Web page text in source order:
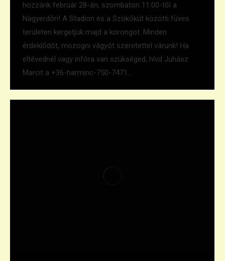
hozzánk február 28-án, szombaton 11:00-től a
Nagyerdőn! A Stadion és a Szökőkút közötti füves
területen kergetjük majd a korongot. Minden
érdeklődőt, mozogni vágyót szeretettel várunk! Ha
eltévednél vagy infóra van szükséged, hívd Juhász
Marcit a +36-harminc-750-7471…